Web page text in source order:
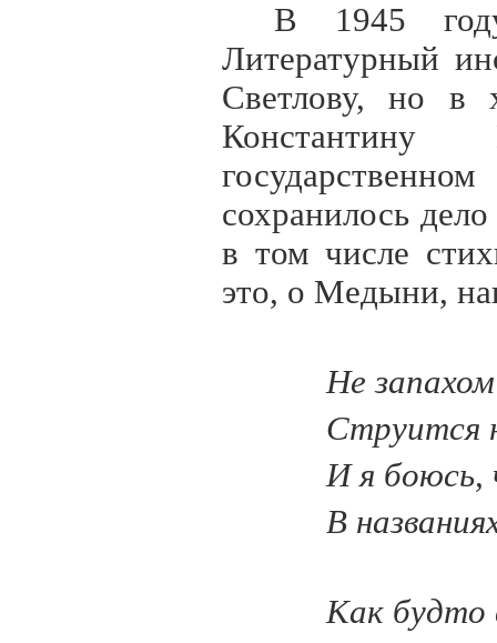
В 1945
Литературный
Светлову, но в
Константину
сохранилось
в том числе
это, о Медыни,
Не
Струится
И я боюсь,
В
Как будто